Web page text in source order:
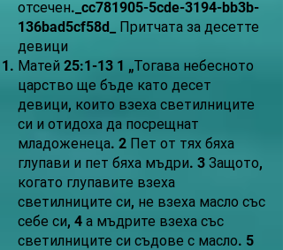
отсечен._cc781905-5cde-3194-bb3b-
136bad5cf58d_ Притчата за десетте
девици
Матей 25:1-13 1 „Тогава небесното
царство ще бъде като десет
девици, които взеха светилниците
си и отидоха да посрещнат
младоженеца. 2 Пет от тях бяха
глупави и пет бяха мъдри. 3 Защото,
когато глупавите взеха
светилниците си, не взеха масло със
себе си, 4 а мъдрите взеха със
светилниците си съдове с масло. 5